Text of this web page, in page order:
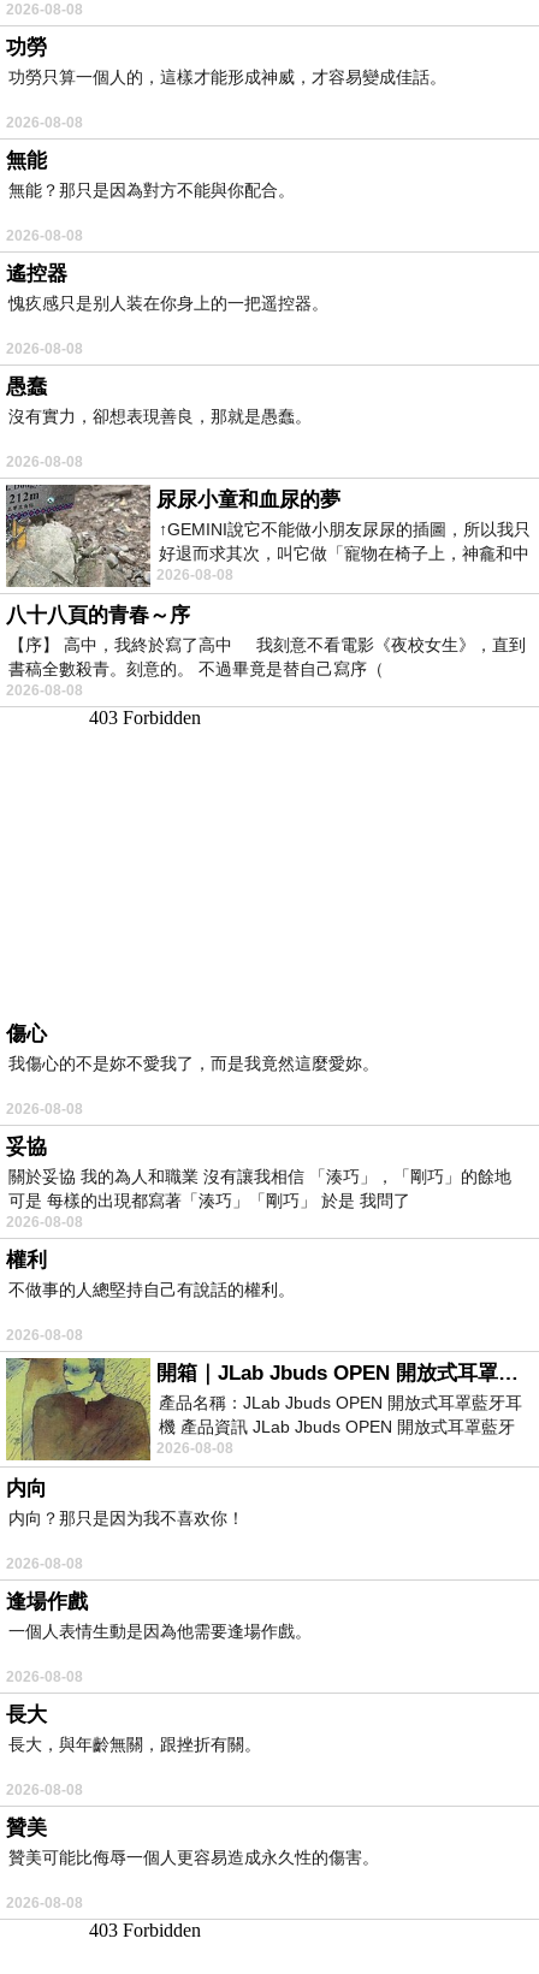
2026-08-08
功勞
功勞只算一個人的，這樣才能形成神威，才容易變成佳話。
2026-08-08
無能
無能？那只是因為對方不能與你配合。
2026-08-08
遙控器
愧疚感只是别人装在你身上的一把遥控器。
2026-08-08
愚蠢
沒有實力，卻想表現善良，那就是愚蠢。
2026-08-08
尿尿小童和血尿的夢
↑GEMINI說它不能做小朋友尿尿的插圖，所以我只
好退而求其次，叫它做「寵物在椅子上，神龕和中
年人臉孔」的畫了。 六月底
2026-08-08
八十八頁的青春～序
【序】 高中，我終於寫了高中 我刻意不看電影《夜校女生》，直到
書稿全數殺青。刻意的。 不過畢竟是替自己寫序（
2026-08-08
傷心
我傷心的不是妳不愛我了，而是我竟然這麼愛妳。
2026-08-08
妥協
關於妥協 我的為人和職業 沒有讓我相信 「湊巧」，「剛巧」的餘地
可是 每樣的出現都寫著「湊巧」「剛巧」 於是 我問了
2026-08-08
權利
不做事的人總堅持自己有說話的權利。
2026-08-08
開箱｜JLab Jbuds OPEN 開放式耳罩藍牙耳機 - 設計美學，輕巧、透氣、環境音全物理達成！
產品名稱：JLab Jbuds OPEN 開放式耳罩藍牙耳
機 產品資訊 JLab Jbuds OPEN 開放式耳罩藍牙
耳機評語：非常有特色，值得喜愛美型工
2026-08-08
内向
内向？那只是因为我不喜欢你！
2026-08-08
逢場作戲
一個人表情生動是因為他需要逢場作戲。
2026-08-08
長大
長大，與年齡無關，跟挫折有關。
2026-08-08
贊美
贊美可能比侮辱一個人更容易造成永久性的傷害。
2026-08-08